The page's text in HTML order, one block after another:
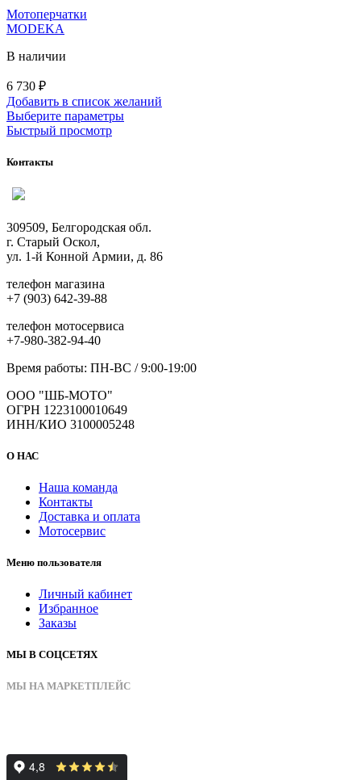
Мотоперчатки
MODEKA
В наличии
6 730 ₽
Добавить в список желаний
Выберите параметрыЭтот
на
товара.
Быстрый просмотр
Контакты
309509, Белгородская обл.
г. Старый Оскол,
ул. 1-й Конной Армии, д. 86
телефон магазина
+7 (903) 642-39-88
телефон мотосервиса
+7-980-382-94-40
Время работы: ПН-ВС / 9:00-19:00
ООО "ШБ-МОТО"
ОГРН 1223100010649
ИНН/КИО 3100005248
О НАС
Наша команда
Контакты
Доставка и оплата
Мотосервис
Меню пользователя
Личный кабинет
Избранное
Заказы
МЫ В СОЦСЕТЯХ
МЫ НА МАРКЕТПЛЕЙС